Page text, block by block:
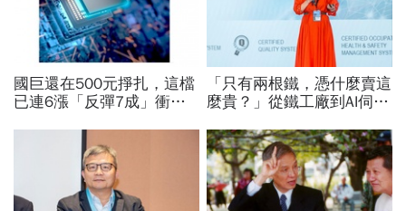
國巨還在500元掙扎，這檔
已連6漲「反彈7成」衝千
還有5成空間
「只有兩根鐵，憑什麼賣這
麼貴？」從鐵工廠到AI伺服
城河創造超高毛利率